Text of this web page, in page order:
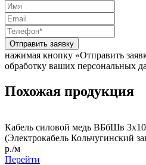
Отправить заявку
нажимая кнопку «Отправить
обработку ваших персональных
Похожая продукция
Кабель силовой медь ВБбШв
(Электрокабель Кольчугинский
р./м
Перейти